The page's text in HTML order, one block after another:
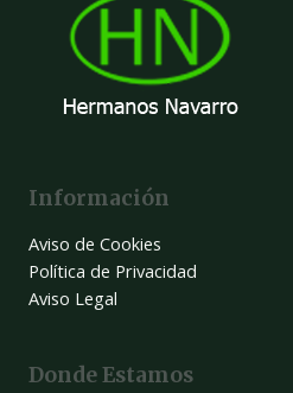
Información
Aviso de Cookies
Política de Privacidad
Aviso Legal
Donde Estamos